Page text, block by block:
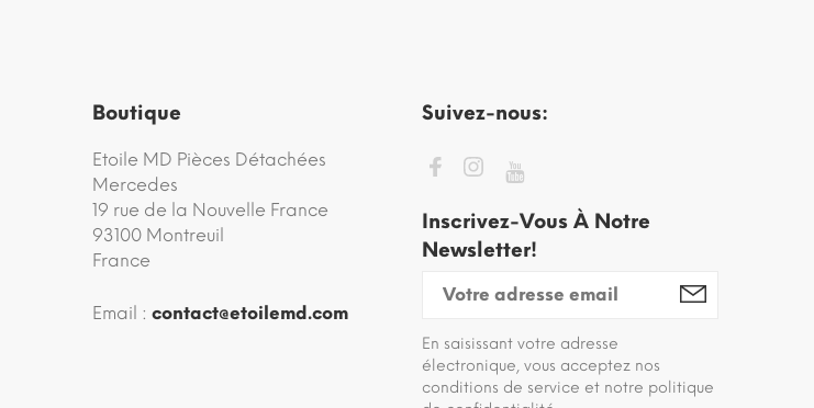
Boutique
Etoile MD Pièces Détachées
Mercedes
19 rue de la Nouvelle France
93100 Montreuil
France
Email : contact@etoilemd.com
Suivez-nous:
Inscrivez-Vous À Notre
Newsletter!
En saisissant votre adresse
électronique, vous acceptez nos
conditions de service et notre politique